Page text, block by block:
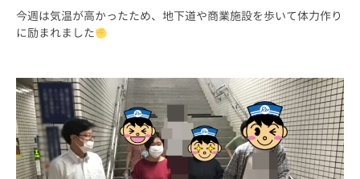
今週は気温が高かったため、地下道や商業施設を歩いて体力作り
に励まれました